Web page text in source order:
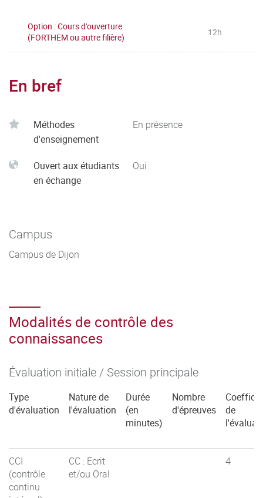
Option : Cours d'ouverture
(FORTHEM ou autre filière)
12h
En bref
Méthodes
d'enseignement
En présence
Ouvert aux étudiants
en échange
Oui
Campus
Campus de Dijon
Modalités de contrôle des
connaissances
Évaluation initiale / Session principale
Type
d'évaluation
Nature de
l'évaluation
Durée
(en
minutes)
Nombre
d'épreuves
de
CCI
(contrôle
continu
CC : Ecrit
et/ou Oral
4